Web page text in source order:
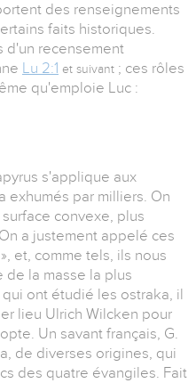
des renseignements
faits historiques.
d'un recensement
Lu 2:1 et suivant ; ces rôles
qu'emploie Luc :
s'applique aux
exhumés par milliers. On
convexe, plus
a justement appelé ces
et, comme tels, ils nous
de la masse la plus
ont étudié les ostraka, il
lieu Ulrich Wilcken pour
Un savant français, G.
de diverses origines, qui
des quatre évangiles. Fait